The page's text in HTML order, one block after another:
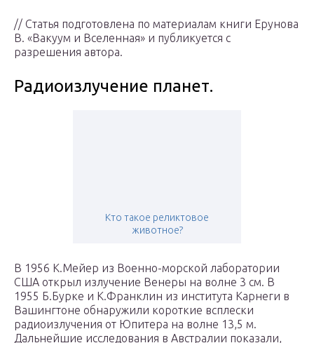
// Статья подготовлена по материалам книги Ерунова
В. «Вакуум и Вселенная» и публикуется с
разрешения автора.
Радиоизлучение планет.
Кто такое реликтовое
животное?
В 1956 К.Мейер из Военно-морской лаборатории
США открыл излучение Венеры на волне 3 см. В
1955 Б.Бурке и К.Франклин из института Карнеги в
Вашингтоне обнаружили короткие всплески
радиоизлучения от Юпитера на волне 13,5 м.
Дальнейшие исследования в Австралии показали,